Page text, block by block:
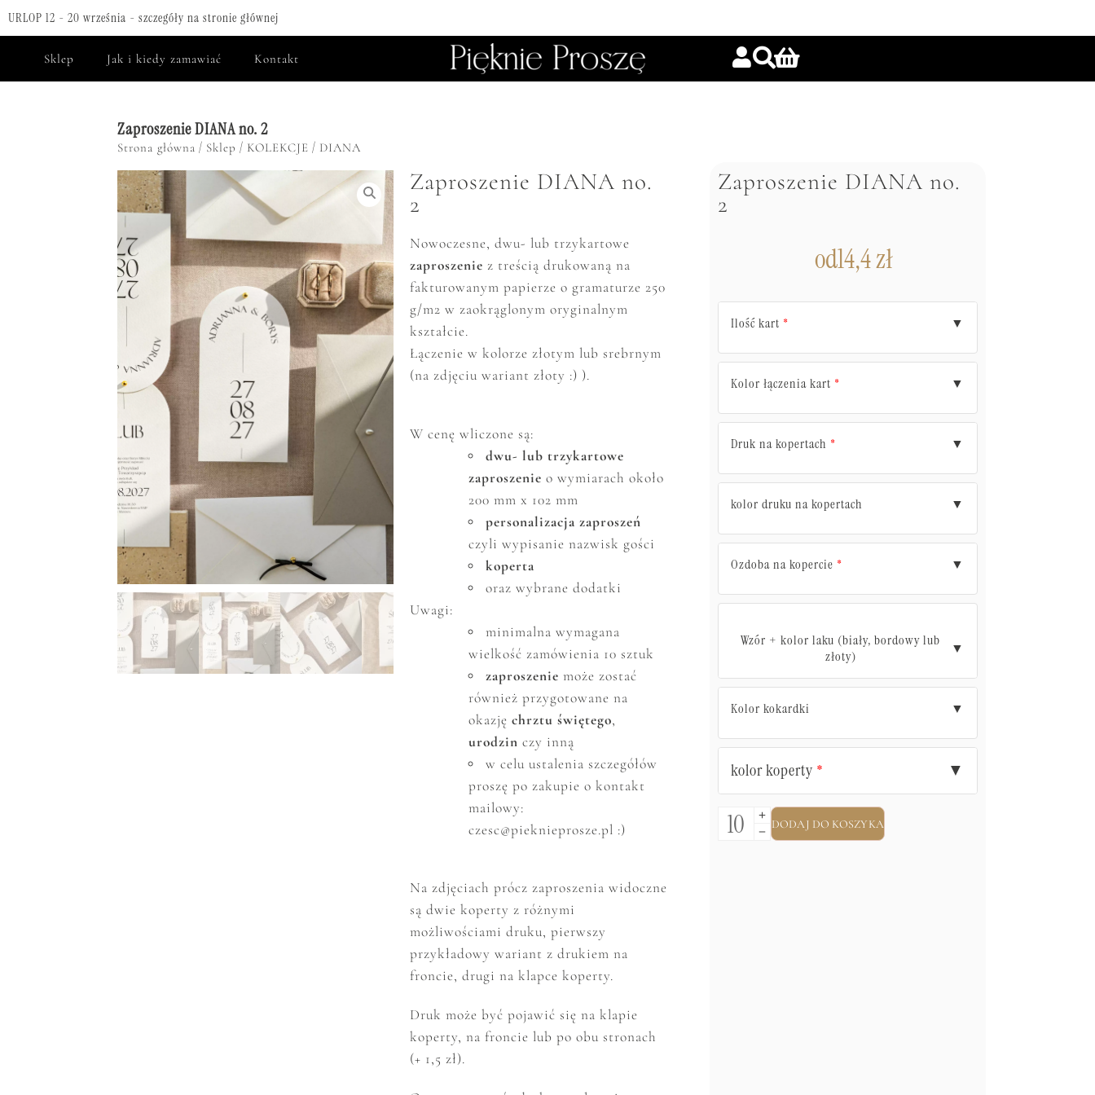
URLOP 12 - 20 września - szczegóły na stronie głównej
Sklep Jak i kiedy zamawiać Kontakt
Zaproszenie DIANA no. 2
Strona główna / Sklep / KOLEKCJE / DIANA
Zaproszenie DIANA no.
2
Nowoczesne, dwu- lub trzykartowe
zaproszenie z treścią drukowaną na
fakturowanym papierze o gramaturze 250
g/m2 w zaokrąglonym oryginalnym
kształcie.
Łączenie w kolorze złotym lub srebrnym
(na zdjęciu wariant złoty :) ).
W cenę wliczone są:
dwu- lub trzykartowe
zaproszenie o wymiarach około
200 mm x 102 mm
personalizacja zaproszeń
czyli wypisanie nazwisk gości
koperta
oraz wybrane dodatki
Uwagi:
minimalna wymagana
wielkość zamówienia 10 sztuk
zaproszenie może zostać
również przygotowane na
okazję chrztu świętego,
urodzin czy inną
w celu ustalenia szczegółów
proszę po zakupie o kontakt
mailowy:
czesc@pieknieprosze.pl :)
Na zdjęciach prócz zaproszenia widoczne
są dwie koperty z różnymi
możliwościami druku, pierwszy
przykładowy wariant z drukiem na
froncie, drugi na klapce koperty.
Druk może być pojawić się na klapie
koperty, na froncie lub po obu stronach
(+ 1,5 zł).
Zaproszenie DIANA no.
2
od14,4zł
Ilość kart * ▼
Kolor łączenia kart * ▼
Druk na kopertach * ▼
kolor druku na kopertach ▼
Ozdoba na kopercie * ▼
Wzór + kolor laku (biały, bordowy lub
złoty)
▼
Kolor kokardki ▼
kolor koperty * ▼
DODAJ DO KOSZYKA